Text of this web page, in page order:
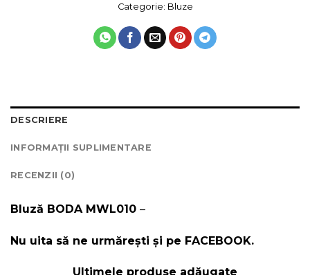
Categorie: Bluze
DESCRIERE
INFORMAȚII SUPLIMENTARE
RECENZII (0)
Bluză BODA MWL010 –
Nu uita să ne urmărești și pe FACEBOOK.
Ultimele produse adăugate